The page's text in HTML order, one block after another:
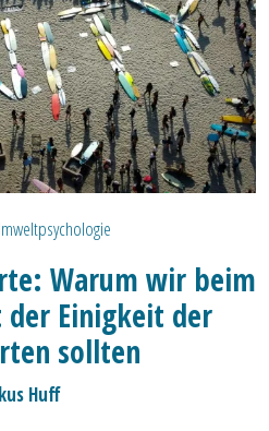
Warum wir beim
Einigkeit der
sollten
Huff